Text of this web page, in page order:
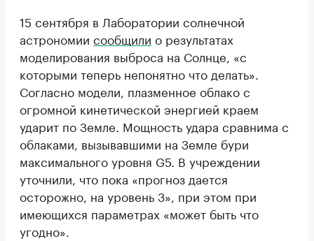
15 сентября в Лаборатории солнечной
астрономии сообщили о результатах
моделирования выброса на Солнце, «с
которыми теперь непонятно что делать».
Согласно модели, плазменное облако с
огромной кинетической энергией краем
ударит по Земле. Мощность удара сравнима с
облаками, вызывавшими на Земле бури
максимального уровня G5. В учреждении
уточнили, что пока «прогноз дается
осторожно, на уровень 3», при этом при
имеющихся параметрах «может быть что
угодно».